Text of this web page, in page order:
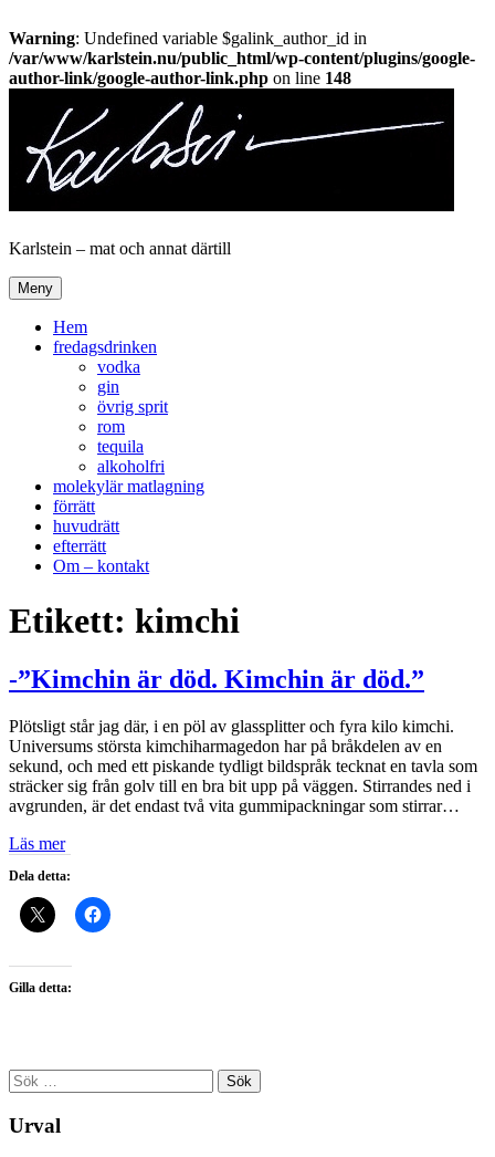
Warning: Undefined variable $galink_author_id in
/var/www/karlstein.nu/public_html/wp-content/plugins/google-
author-link/google-author-link.php on line 148
innehåll
Karlstein – mat och annat därtill
Meny
Hem
fredagsdrinken
vodka
gin
övrig sprit
rom
tequila
alkoholfri
molekylär matlagning
förrätt
huvudrätt
efterrätt
Om – kontakt
Etikett: kimchi
-”Kimchin är död. Kimchin är död.”
Plötsligt står jag där, i en pöl av glassplitter och fyra kilo kimchi.
Universums största kimchiharmagedon har på bråkdelen av en
sekund, och med ett piskande tydligt bildspråk tecknat en tavla som
sträcker sig från golv till en bra bit upp på väggen. Stirrandes ned i
avgrunden, är det endast två vita gummipackningar som stirrar…
Läs mer
Dela detta:
Gilla detta:
Sök
efter:
Urval